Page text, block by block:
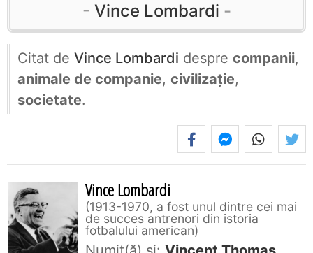
Vince Lombardi
Citat de Vince Lombardi despre companii,
animale de companie, civilizație,
societate.
Vince Lombardi
1913-1970, a fost unul dintre cei mai
de succes antrenori din istoria
fotbalului american